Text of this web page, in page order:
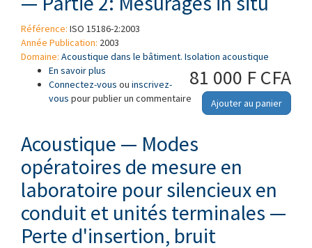
Référence: ISO 15186-2:2003
Année Publication: 2003
Domaine: Acoustique dans le bâtiment. Isolation acoustique
81 000 F CFA
Ajouter au panier
En savoir plus à propos de Acoustique — Mesurage par
intensité de l'isolation acoustique des
immeubles et des éléments de construction —
Partie 2: Mesurages in situ
Connectez-vous ou inscrivez-
vous pour publier un commentaire
Acoustique — Modes
opératoires de mesure en
laboratoire pour silencieux en
conduit et unités terminales —
Perte d'insertion, bruit